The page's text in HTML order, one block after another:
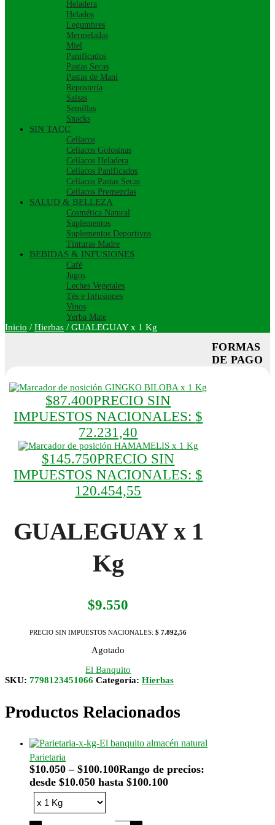
Heladera
Helados
Legumbres
Mermeladas
Miel
Panificados
Pastas Secas
Pastas de Maní
Repostería
Salsas
Semillas
Snacks
SIN TACC
Celíacos
Celíacos Golosinas
Celíacos Heladera
Celíacos Panificados
Celíacos Pastas Secas
Celíacos Premezclas
SALUD & BELLEZA
Cosmética Natural
Suplementos
Suplementos Deportivos
Tinturas Madre
BEBIDAS & INFUSIONES
Café
Jugos
Leches Vegetales
Tés e Infusiones
Vinos
Yerba Mate
Inicio / Hierbas / GUALEGUAY x 1 Kg
GINGKO BILOBA x 1 Kg
$87.400PRECIO SIN
IMPUESTOS NACIONALES: $
72.231,40
HAMAMELIS x 1 Kg
$145.750PRECIO SIN
IMPUESTOS NACIONALES: $
120.454,55
GUALEGUAY x 1
Kg
$9.550
PRECIO SIN IMPUESTOS NACIONALES:$ 7.892,56
Agotado
El Banquito
SKU: 7798123451066 Categoría: Hierbas
Productos Relacionados
Parietaria
$10.050 – $100.100Rango de precios:
desde $10.050 hasta $100.100
FORMAS
DE PAGO